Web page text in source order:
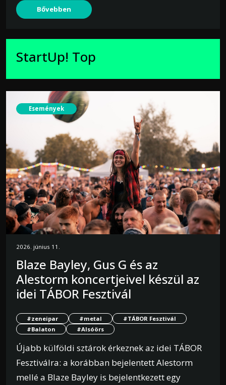
Bővebben
StartUp! Top
Események
2026. június 11.
Blaze Bayley, Gus G és az
Alestorm koncertjeivel készül az
idei TÁBOR Fesztivál
#zeneipar #metal
#TÁBOR Fesztivál
#Balaton
#Alsóörs
Újabb külföldi sztárok érkeznek az idei TÁBOR
Fesztiválra: a korábban bejelentett Alestorm
mellé a Blaze Bayley is bejelentkezett egy